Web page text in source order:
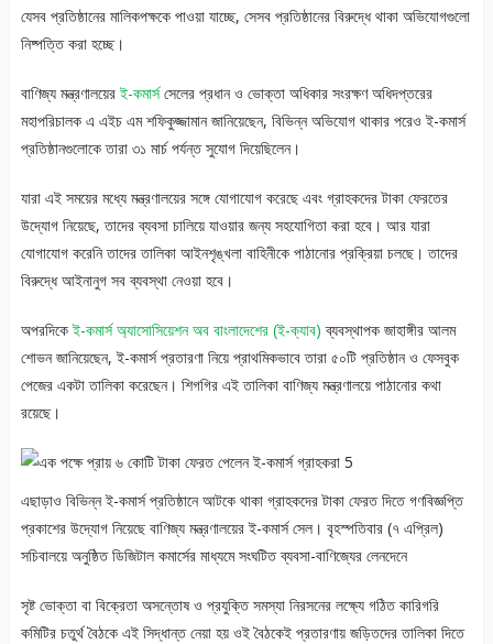
যেসব প্রতিষ্ঠানের মালিকপক্ষকে পাওয়া যাচ্ছে, সেসব প্রতিষ্ঠানের বিরুদ্ধে থাকা অভিযোগগুলো
নিষ্পত্তি করা হচ্ছে।
বাণিজ্য মন্ত্রণালয়েরই-কমার্সসেলের প্রধান ও ভোক্তা অধিকার সংরক্ষণ অধিদপ্তরের
মহাপরিচালক এ এইচ এম শফিকুজ্জামান জানিয়েছেন, বিভিন্ন অভিযোগ থাকার পরেও ই-কমার্স
প্রতিষ্ঠানগুলোকে তারা ৩১ মার্চ পর্যন্ত সুযোগ দিয়েছিলেন।
যারা এই সময়ের মধ্যে মন্ত্রণালয়ের সঙ্গে যোগাযোগ করেছে এবং গ্রাহকদের টাকা ফেরতের
উদ্যোগ নিয়েছে, তাদের ব্যবসা চালিয়ে যাওয়ার জন্য সহযোগিতা করা হবে। আর যারা
যোগাযোগ করেনি তাদের তালিকা আইনশৃঙ্খলা বাহিনীকে পাঠানোর প্রক্রিয়া চলছে। তাদের
বিরুদ্ধে আইনানুগ সব ব্যবস্থা নেওয়া হবে।
অপরদিকেই-কমার্স অ্যাসোসিয়েশন অব বাংলাদেশের (ই-ক্যাব)ব্যবস্থাপক জাহাঙ্গীর আলম
শোভন জানিয়েছেন, ই-কমার্স প্রতারণা নিয়ে প্রাথমিকভাবে তারা ৫০টি প্রতিষ্ঠান ও ফেসবুক
পেজের একটা তালিকা করেছেন। শিগগির এই তালিকা বাণিজ্য মন্ত্রণালয়ে পাঠানোর কথা
রয়েছে।
এছাড়াও বিভিন্ন ই-কমার্স প্রতিষ্ঠানে আটকে থাকা গ্রাহকদের টাকা ফেরত দিতে গণবিজ্ঞপ্তি
প্রকাশের উদ্যোগ নিয়েছে বাণিজ্য মন্ত্রণালয়ের ই-কমার্স সেল। বৃহস্পতিবার (৭ এপ্রিল)
সচিবালয়ে অনুষ্ঠিত ডিজিটাল কমার্সের মাধ্যমে সংঘটিত ব্যবসা-বাণিজ্যের লেনদেনে
সৃষ্ট ভোক্তা বা বিক্রেতা অসন্তোষ ও প্রযুক্তি সমস্যা নিরসনের লক্ষ্যে গঠিত কারিগরি
কমিটির চতুর্থ বৈঠকে এই সিদ্ধান্ত নেয়া হয় ওই বৈঠকেই প্রতারণায় জড়িতদের তালিকা দিতে